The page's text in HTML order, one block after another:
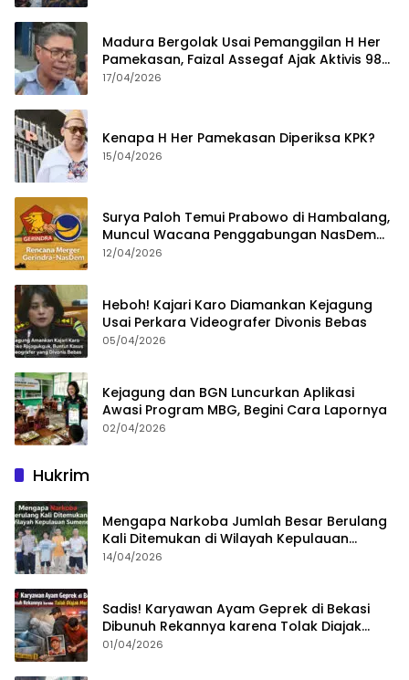
Madura Bergolak Usai Pemanggilan H Her
Pamekasan, Faizal Assegaf Ajak Aktivis 98
Bongkar Permainan KPK
17/04/2026
Kenapa H Her Pamekasan Diperiksa KPK?
15/04/2026
Surya Paloh Temui Prabowo di Hambalang,
Muncul Wacana Penggabungan NasDem
dan Gerindra
12/04/2026
Heboh! Kajari Karo Diamankan Kejagung
Usai Perkara Videografer Divonis Bebas
05/04/2026
Kejagung dan BGN Luncurkan Aplikasi
Awasi Program MBG, Begini Cara Lapornya
02/04/2026
Hukrim
Mengapa Narkoba Jumlah Besar Berulang
Kali Ditemukan di Wilayah Kepulauan
Sumenep?
14/04/2026
Sadis! Karyawan Ayam Geprek di Bekasi
Dibunuh Rekannya karena Tolak Diajak
Merampok Majikan
01/04/2026